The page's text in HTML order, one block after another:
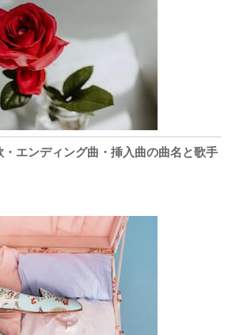
エンディング曲・挿入曲の曲名と歌手